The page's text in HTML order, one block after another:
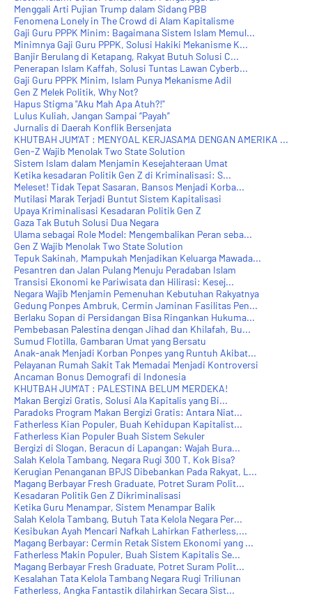
Menggali Arti Pujian Trump dalam Sidang PBB
Fenomena Lonely in The Crowd di Alam Kapitalisme
Gaji Guru PPPK Minim: Bagaimana Sistem Islam Memul...
Minimnya Gaji Guru PPPK, Solusi Hakiki Mekanisme K...
Banjir Berulang di Ketapang, Rakyat Butuh Solusi C...
Penerapan Islam Kaffah, Solusi Tuntas Lawan Cyberb...
Gaji Guru PPPK Minim, Islam Punya Mekanisme Adil
Gen Z Melek Politik, Why Not?
Hapus Stigma "Aku Mah Apa Atuh?!"
Lulus Kuliah, Jangan Sampai “Payah”
Jurnalis di Daerah Konflik Bersenjata
KHUTBAH JUM'AT : MENYOAL KERJASAMA DENGAN AMERIKA ...
Gen-Z Wajib Menolak Two State Solution
Sistem Islam dalam Menjamin Kesejahteraan Umat
Ketika kesadaran Politik Gen Z di Kriminalisasi: S...
Meleset! Tidak Tepat Sasaran, Bansos Menjadi Korba...
Mutilasi Marak Terjadi Buntut Sistem Kapitalisasi
Upaya Kriminalisasi Kesadaran Politik Gen Z
Gaza Tak Butuh Solusi Dua Negara
Ulama sebagai Role Model: Mengembalikan Peran seba...
Gen Z Wajib Menolak Two State Solution
Tepuk Sakinah, Mampukah Menjadikan Keluarga Mawada...
Pesantren dan Jalan Pulang Menuju Peradaban Islam
Transisi Ekonomi ke Pariwisata dan Hilirasi: Kesej...
Negara Wajib Menjamin Pemenuhan Kebutuhan Rakyatnya
Gedung Ponpes Ambruk, Cermin Jaminan Fasilitas Pen...
Berlaku Sopan di Persidangan Bisa Ringankan Hukuma...
Pembebasan Palestina dengan Jihad dan Khilafah, Bu...
Sumud Flotilla, Gambaran Umat yang Bersatu
Anak-anak Menjadi Korban Ponpes yang Runtuh Akibat...
Pelayanan Rumah Sakit Tak Memadai Menjadi Kontroversi
Ancaman Bonus Demografi di Indonesia
KHUTBAH JUM'AT : PALESTINA BELUM MERDEKA!
Makan Bergizi Gratis, Solusi Ala Kapitalis yang Bi...
Paradoks Program Makan Bergizi Gratis: Antara Niat...
Fatherless Kian Populer, Buah Kehidupan Kapitalist...
Fatherless Kian Populer Buah Sistem Sekuler
Bergizi di Slogan, Beracun di Lapangan: Wajah Bura...
Salah Kelola Tambang, Negara Rugi 300 T, Kok Bisa?
Kerugian Penanganan BPJS Dibebankan Pada Rakyat, L...
Magang Berbayar Fresh Graduate, Potret Suram Polit...
Kesadaran Politik Gen Z Dikriminalisasi
Ketika Guru Menampar, Sistem Menampar Balik
Salah Kelola Tambang, Butuh Tata Kelola Negara Per...
Kesibukan Ayah Mencari Nafkah Lahirkan Fatherless,...
Magang Berbayar: Cermin Retak Sistem Ekonomi yang ...
Fatherless Makin Populer, Buah Sistem Kapitalis Se...
Magang Berbayar Fresh Graduate, Potret Suram Polit...
Kesalahan Tata Kelola Tambang Negara Rugi Triliunan
Fatherless, Angka Fantastik dilahirkan Secara Sist...